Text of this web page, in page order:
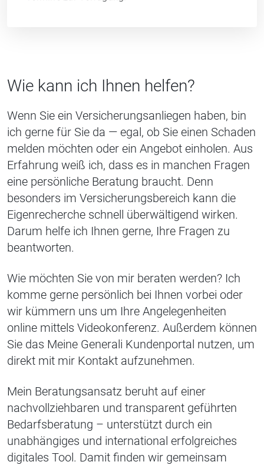
Wie kann ich Ihnen helfen?
Wenn Sie ein Versicherungsanliegen haben, bin
ich gerne für Sie da — egal, ob Sie einen Schaden
melden möchten oder ein Angebot einholen. Aus
Erfahrung weiß ich, dass es in manchen Fragen
eine persönliche Beratung braucht. Denn
besonders im Versicherungsbereich kann die
Eigenrecherche schnell überwältigend wirken.
Darum helfe ich Ihnen gerne, Ihre Fragen zu
beantworten.
Wie möchten Sie von mir beraten werden? Ich
komme gerne persönlich bei Ihnen vorbei oder
wir kümmern uns um Ihre Angelegenheiten
online mittels Videokonferenz. Außerdem können
Sie das Meine Generali Kundenportal nutzen, um
direkt mit mir Kontakt aufzunehmen.
Mein Beratungsansatz beruht auf einer
nachvollziehbaren und transparent geführten
Bedarfsberatung – unterstützt durch ein
unabhängiges und international erfolgreiches
digitales Tool. Damit finden wir gemeinsam